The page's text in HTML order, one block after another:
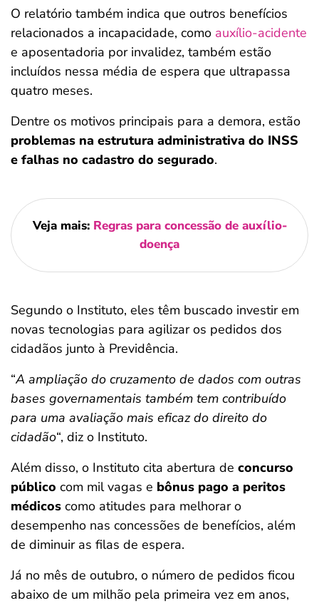
O relatório também indica que outros benefícios
relacionados a incapacidade, como auxílio-acidente
e aposentadoria por invalidez, também estão
incluídos nessa média de espera que ultrapassa
quatro meses.
Dentre os motivos principais para a demora, estão
problemas na estrutura administrativa do INSS
e falhas no cadastro do segurado.
Veja mais: Regras para concessão de auxílio-
doença
Segundo o Instituto, eles têm buscado investir em
novas tecnologias para agilizar os pedidos dos
cidadãos junto à Previdência.
“A ampliação do cruzamento de dados com outras
bases governamentais também tem contribuído
para uma avaliação mais eficaz do direito do
cidadão“, diz o Instituto.
Além disso, o Instituto cita abertura de concurso
público com mil vagas e bônus pago a peritos
médicos como atitudes para melhorar o
desempenho nas concessões de benefícios, além
de diminuir as filas de espera.
Já no mês de outubro, o número de pedidos ficou
abaixo de um milhão pela primeira vez em anos,